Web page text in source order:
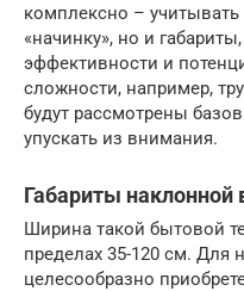
комплексно – учитывать
«начинку», но и
эффективности и
сложности, например,
будут рассмотрены
упускать из внимания.
Габариты
Ширина такой бытовой
пределах 35-120 см. Для
целесообразно